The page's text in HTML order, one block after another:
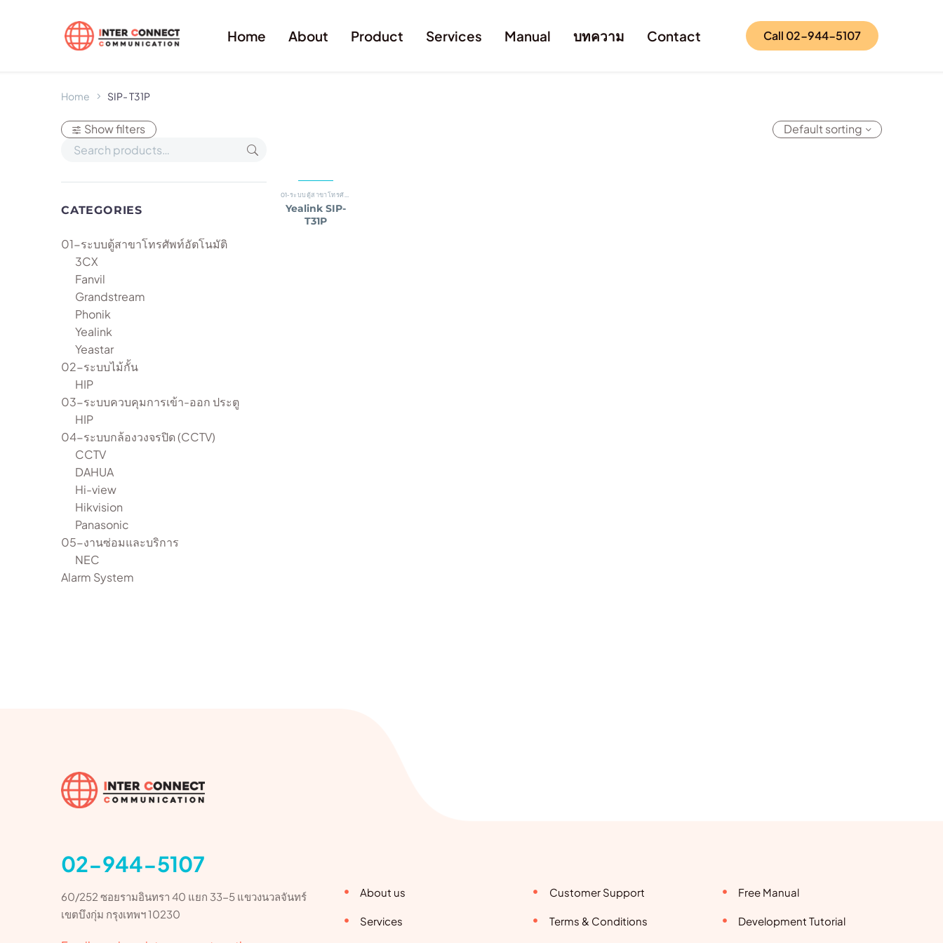
Home About Product Services Manual บทความ Contact Call 02-944-5107
Home SIP- T31P
Show filters
CATEGORIES
01-ระบบตู้สาขาโทรศัพท์อัตโนมัติ
3CX
Fanvil
Grandstream
Phonik
Yealink
Yeastar
02-ระบบไม้กั้น
HIP
03-ระบบควบคุมการเข้า-ออก ประตู
HIP
04-ระบบกล้องวงจรปิด (CCTV)
CCTV
DAHUA
Hi-view
Hikvision
Panasonic
05-งานซ่อมและบริการ
NEC
Alarm System
Default sorting
Yealink SIP-
T31P
02-944-5107
60/252 ซอยรามอินทรา 40 แยก 33-5 แขวงนวลจันทร์
เขตบึงกุ่ม กรุงเทพฯ 10230
About us
Services
Customer Support
Terms & Conditions
Free Manual
Development Tutorial